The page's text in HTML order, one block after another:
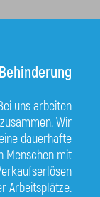
uns arbeiten
Wir
dauerhafte
Menschen mit
Arbeitsplätze.